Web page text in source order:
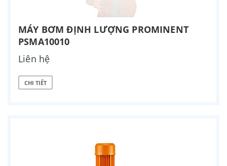
MÁY BƠM ĐỊNH LƯỢNG PROMINENT
PSMA10010
Liên hệ
CHI TIẾT